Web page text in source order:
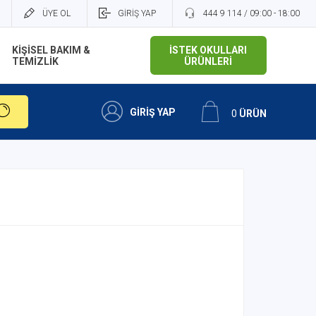
ÜYE OL GİRİŞ YAP 444 9 114 / 09:00 - 18:00
KİŞİSEL BAKIM &
TEMİZLİK
İSTEK OKULLARI
ÜRÜNLERİ
GİRİŞ YAP 0 ÜRÜN